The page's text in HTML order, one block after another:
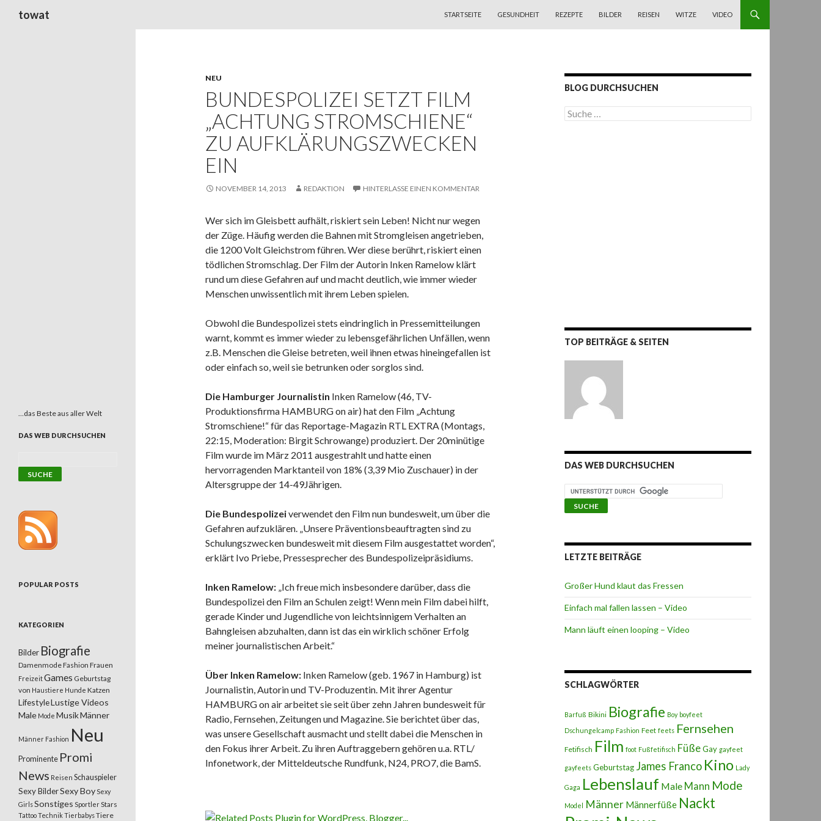
towat
STARTSEITE
GESUNDHEIT REZEPTE BILDER REISEN WITZE VIDEO
NEU
BUNDESPOLIZEI SETZT FILM
„ACHTUNG STROMSCHIENE“
ZU AUFKLÄRUNGSZWECKEN
EIN
NOVEMBER 14, 2013 REDAKTION HINTERLASSE EINEN KOMMENTAR
Wer sich im Gleisbett aufhält, riskiert sein Leben! Nicht nur wegen
der Züge. Häufig werden die Bahnen mit Stromgleisen angetrieben,
die 1200 Volt Gleichstrom führen. Wer diese berührt, riskiert einen
tödlichen Stromschlag. Der Filmder Autorin Inken Ramelow klärt
rund um diese Gefahren auf und macht deutlich, wie immer wieder
Menschen unwissentlich mit ihrem Leben spielen.
Obwohl die Bundespolizei stets eindringlich in Pressemitteilungen
warnt, kommt es immer wieder zu lebensgefährlichen Unfällen, wenn
z.B. Menschen die Gleise betreten, weil ihnen etwas hineingefallen ist
oder einfach so, weil sie betrunken oder sorglos sind.
Die Hamburger Journalistin Inken Ramelow (46, TV-
Produktionsfirma HAMBURG on air) hat den Film „Achtung
Stromschiene!“ für das Reportage-Magazin RTL EXTRA (Montags,
22:15, Moderation: Birgit Schrowange) produziert. Der 20minütige
Film wurde im März 2011 ausgestrahlt und hatte einen
hervorragenden Marktanteil von 18% (3,39 Mio Zuschauer) in der
Altersgruppe der 14-49Jährigen.
Die Bundespolizeiverwendet den Film nun bundesweit, um über die
Gefahren aufzuklären. „Unsere Präventionsbeauftragten sind zu
Schulungszwecken bundesweit mit diesem Film ausgestattet worden“,
erklärt Ivo Priebe, Pressesprecher des Bundespolizeipräsidiums.
Inken Ramelow: „Ich freue mich insbesondere darüber, dass die
Bundespolizei den Film an Schulen zeigt! Wenn mein Film dabei hilft,
gerade Kinder und Jugendliche von leichtsinnigem Verhalten an
Bahngleisen abzuhalten, dann ist das ein wirklich schöner Erfolg
meiner journalistischen Arbeit.“
Über Inken Ramelow: Inken Ramelow (geb. 1967 in Hamburg) ist
Journalistin, Autorin und TV-Produzentin. Mit ihrer Agentur
HAMBURG on air arbeitet sie seit über zehn Jahren bundesweit für
Radio, Fernsehen, Zeitungen und Magazine. Sie berichtet über das,
was unsereGesellschaftausmacht und stellt dabei die Menschen in
den Fokus ihrer Arbeit. Zu ihren Auftraggebern gehören u.a. RTL/
Infonetwork, der Mitteldeutsche Rundfunk, N24, PRO7, die BamS.
BLOG DURCHSUCHEN
S
u
TOP BEITRÄGE & SEITEN
DAS WEB DURCHSUCHEN
LETZTE BEITRÄGE
Großer Hund klaut das Fressen
Einfach mal fallen lassen – Video
Mann läuft einen looping – Video
SCHLAGWÖRTER
Barfuß Bikini Biografie Boy boyfeet
Dschungelcamp Fashion Feet feets Fernsehen
Fetifisch Film foot Fußfetifisch FüßeGay gayfeet
gayfeets Geburtstag James Franco Kino Lady
Gaga Lebenslauf Male Mann Mode
Model Männer Männerfüße Nackt
…das Beste aus aller Welt
DAS WEB DURCHSUCHEN
POPULAR POSTS
KATEGORIEN
Bilder Biografie
DamenmodeFashion Frauen
FreizeitGames Geburtstag
von Haustiere Hunde Katzen
LifestyleLustige Videos
Male Mode MusikMänner
Männer Fashion Neu
Prominente Promi
News Reisen Schauspieler
Sexy BilderSexy Boy Sexy
GirlsSonstiges SportlerStars
TattooTechnikTierbabysTiere